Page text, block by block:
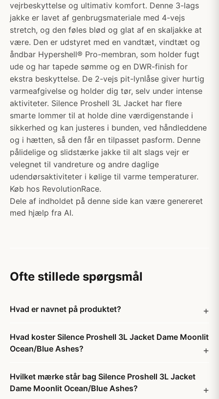
vejrbeskyttelse og ultimativ komfort. Denne 3-lags
jakke er lavet af genbrugsmateriale med 4-vejs
stretch, og den føles blød og glat af en skaljakke at
være. Den er udstyret med en vandtæt, vindtæt og
åndbar Hypershell® Pro-membran, som holder fugt
ude og har tapede sømme og en DWR-finish for
ekstra beskyttelse. De 2-vejs pit-lynlåse giver hurtig
varmeafgivelse og holder dig tør, selv under intense
aktiviteter. Silence Proshell 3L Jacket har flere
smarte lommer til at holde dine værdigenstande i
sikkerhed og kan justeres i bunden, ved håndleddene
og i hætten, så den får en tilpasset pasform. Denne
pålidelige og slidstærke jakke til alt slags vejr er
velegnet til vandreture og andre daglige
udendørsaktiviteter i kølige til varme temperaturer.
Køb hos RevolutionRace.
Dele af indholdet på denne side kan være genereret
med hjælp fra AI.
Ofte stillede spørgsmål
Hvad er navnet på produktet?
Hvad koster Silence Proshell 3L Jacket Dame Moonlit
Ocean/Blue Ashes?
Hvilket mærke står bag Silence Proshell 3L Jacket
Dame Moonlit Ocean/Blue Ashes?